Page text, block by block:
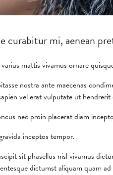
curabitur mi, aenean
mattis vivamus ornare
nostra ante maecenas
vel erat vulputate ut
nec proin placerat diam
inceptos tempor.
sit phasellus nisl vivamus
dictumst aliquam quam